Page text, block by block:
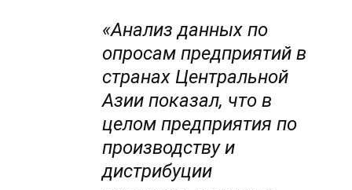
«Анализ данных по
опросам предприятий в
странах Центральной
Азии показал, что в
целом предприятия по
производству и
дистрибуции